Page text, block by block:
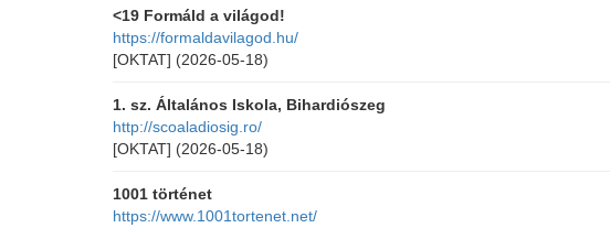
<19 Formáld a világod!
https://formaldavilagod.hu/
[OKTAT] (2026-05-18)
1. sz. Általános Iskola, Bihardiószeg
http://scoaladiosig.ro/
[OKTAT] (2026-05-18)
1001 történet
https://www.1001tortenet.net/